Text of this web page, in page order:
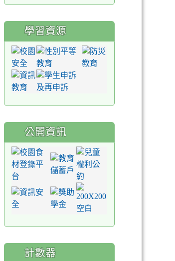
學習資源
公開資訊
計數器